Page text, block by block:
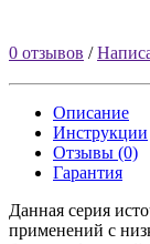
0 отзывов /
Описание
Инструкции
Отзывы (0)
Гарантия
Данная серия
применений с